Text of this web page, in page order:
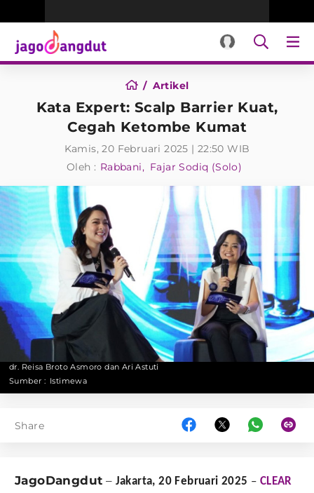
Artikel
Kata Expert: Scalp Barrier Kuat,
Cegah Ketombe Kumat
Kamis, 20 Februari 2025 | 22:50 WIB
Oleh : Rabbani Fajar Sodiq (Solo)
dr. Reisa Broto Asmoro dan Ari Astuti
Sumber : Istimewa
Share
JagoDangdut – Jakarta, 20 Februari 2025 – CLEAR